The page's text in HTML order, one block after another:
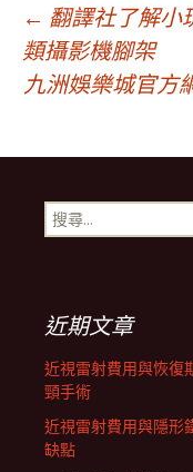
文
章
導
航
列
← 翻譯社了解小
類攝影機腳架
九洲娛樂城官方
搜
尋
近期文章
近視雷射費用與恢復
頸手術
近視雷射費用與隱形
缺點